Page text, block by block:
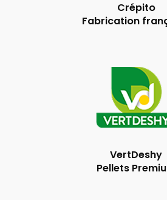
Crépito
Fabrication
VertDeshy
Pellets